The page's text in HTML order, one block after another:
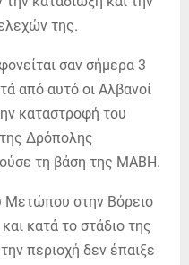
της.
σαν σήμερα 3
από αυτό οι Αλβανοί
καταστροφή του
Δρόπολης
τη βάση της ΜΑΒΗ.
Μετώπου στην Βόρειο
κατά το στάδιο της
περιοχή δεν έπαιξε